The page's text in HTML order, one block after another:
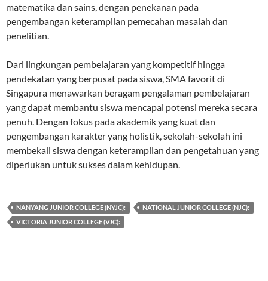
matematika dan sains, dengan penekanan pada
pengembangan keterampilan pemecahan masalah dan
penelitian.
Dari lingkungan pembelajaran yang kompetitif hingga
pendekatan yang berpusat pada siswa, SMA favorit di
Singapura menawarkan beragam pengalaman pembelajaran
yang dapat membantu siswa mencapai potensi mereka secara
penuh. Dengan fokus pada akademik yang kuat dan
pengembangan karakter yang holistik, sekolah-sekolah ini
membekali siswa dengan keterampilan dan pengetahuan yang
diperlukan untuk sukses dalam kehidupan.
NANYANG JUNIOR COLLEGE (NYJC):
NATIONAL JUNIOR COLLEGE (NJC):
VICTORIA JUNIOR COLLEGE (VJC):